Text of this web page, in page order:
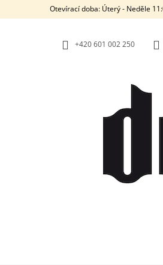
Otevírací doba: Úterý - Neděle
+420‭ 601 002 250
O